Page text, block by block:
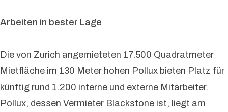
Arbeiten in bester Lage
Die von Zurich angemieteten 17.500 Quadratmeter
Mietfläche im 130 Meter hohen Pollux bieten Platz für
künftig rund 1.200 interne und externe Mitarbeiter.
Pollux, dessen Vermieter Blackstone ist, liegt am